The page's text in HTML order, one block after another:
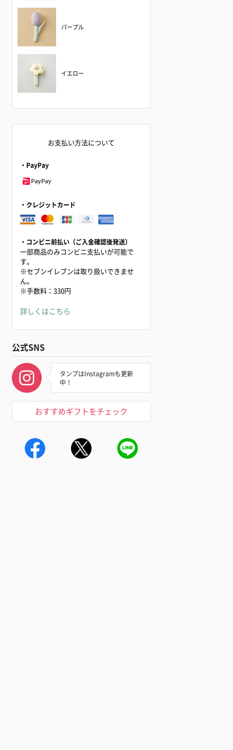
パープル
イエロー
お支払い方法について
・PayPay
・クレジットカード
・コンビニ前払い（ご入金確認後発送）
一部商品のみコンビニ支払いが可能で
す。
※セブンイレブンは取り扱いできませ
ん。
※手数料：330円
詳しくはこちら
公式SNS
タンプはInstagramも更新
中！
おすすめギフトをチェック